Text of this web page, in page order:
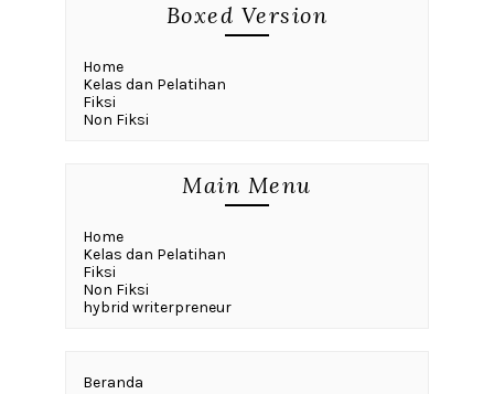
Boxed Version
Home
Kelas dan Pelatihan
Fiksi
Non Fiksi
Main Menu
Home
Kelas dan Pelatihan
Fiksi
Non Fiksi
hybrid writerpreneur
Beranda